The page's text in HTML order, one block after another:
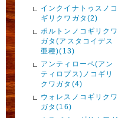
インクイナトゥスノコ
ギリクワガタ(2)
ポルトンノコギリクワ
ガタ(アスタコイデス
亜種)(13)
アンティローペ(アン
ティロプス)ノコギリ
クワガタ(4)
ウォレスノコギリクワ
ガタ(16)